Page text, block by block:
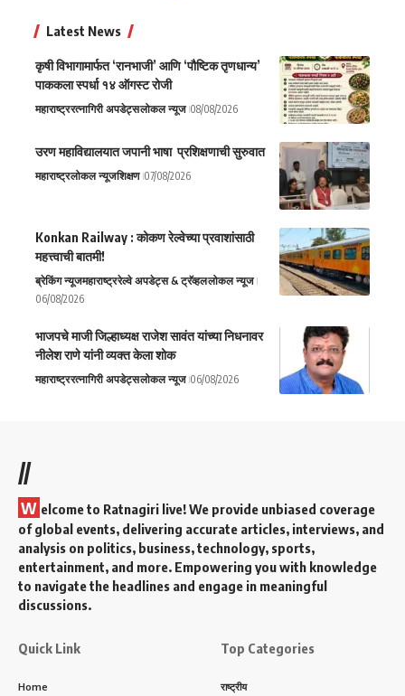
Latest News
कृषी विभागामार्फत ‘रानभाजी’ आणि ‘पौष्टिक तृणधान्य’
पाककला स्पर्धा १४ ऑगस्ट रोजी
महाराष्ट्ररत्नागिरी अपडेट्सलोकल न्यूज 08/08/2026
उरण महाविद्यालयात जपानी भाषा प्रशिक्षणाची सुरुवात
महाराष्ट्रलोकल न्यूजशिक्षण 07/08/2026
Konkan Railway : कोकण रेल्वेच्या प्रवाशांसाठी
महत्त्वाची बातमी!
ब्रेकिंग न्यूजमहाराष्ट्ररेल्वे अपडेट्स & ट्रॅव्हललोकल न्यूज
06/08/2026
भाजपचे माजी जिल्हाध्यक्ष राजेश सावंत यांच्या निधनावर
नीलेश राणे यांनी व्यक्त केला शोक
महाराष्ट्ररत्नागिरी अपडेट्सलोकल न्यूज 06/08/2026
//
W elcome to Ratnagiri live! We provide unbiased coverage
of global events, delivering accurate articles, interviews, and
analysis on politics, business, technology, sports,
entertainment, and more. Empowering you with knowledge
to navigate the headlines and engage in meaningful
discussions.
Quick Link
Home
Top Categories
राष्ट्रीय